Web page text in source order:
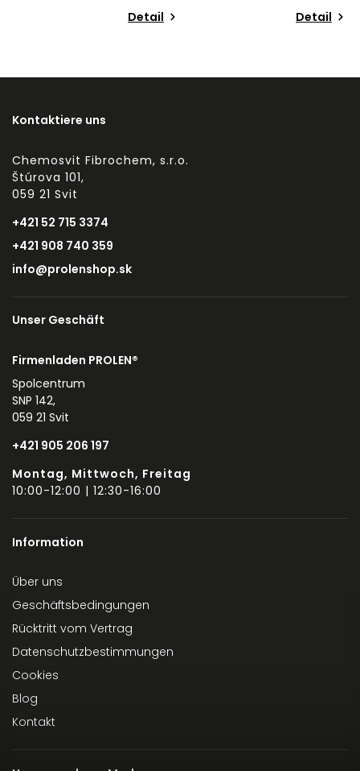
Detail Detail
Kontaktiere uns
Chemosvit Fibrochem, s.r.o.
Štúrova 101,
059 21 Svit
+421 52 715 3374
+421 908 740 359
info@prolenshop.sk
Unser Geschäft
Firmenladen PROLEN®
Spolcentrum
SNP 142,
059 21 Svit
+421 905 206 197
Montag, Mittwoch, Freitag
10:00-12:00 | 12:30-16:00
Information
Über uns
Geschäftsbedingungen
Rücktritt vom Vertrag
Datenschutzbestimmungen
Cookies
Blog
Kontakt